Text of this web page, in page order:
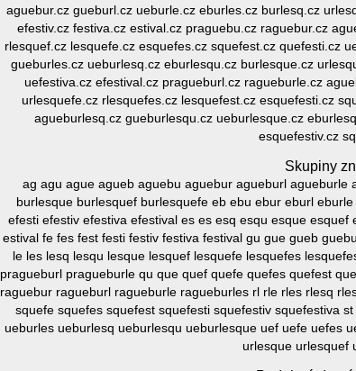
aguebur.cz gueburl.cz ueburle.cz eburles.cz burlesq.cz
efestiv.cz festiva.cz estival.cz praguebu.cz raguebur.cz
rlesquef.cz lesquefe.cz esquefes.cz squefest.cz quefesti.cz
gueburles.cz ueburlesq.cz eburlesqu.cz burlesque.cz
uefestiva.cz efestival.cz pragueburl.cz ragueburle.cz
urlesquefe.cz rlesquefes.cz lesquefest.cz esquefesti.cz
agueburlesq.cz gueburlesqu.cz ueburlesque.cz
esquefestiv.cz
Skupiny
ag agu ague agueb aguebu aguebur agueburl
burlesque burlesquef burlesquefe eb ebu ebur eburl
efesti efestiv efestiva efestival es es esq esqu esque
estival fe fes fest festi festiv festiva festival gu gue gueb
le les lesq lesqu lesque lesquef lesquefe lesquefes
pragueburl pragueburle qu que quef quefe quefes quefest
raguebur ragueburl ragueburle ragueburles rl rle rles rlesq
squefe squefes squefest squefesti squefestiv squefestiva
ueburles ueburlesq ueburlesqu ueburlesque uef uefe uefes
urlesque urlesquef